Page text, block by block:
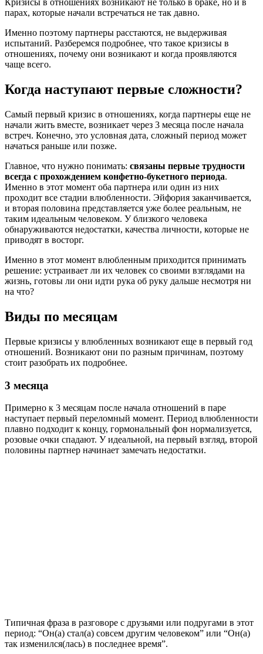
Кризисы в отношениях возникают не только в браке, но и в
парах, которые начали встречаться не так давно.
Именно поэтому партнеры расстаются, не выдерживая
испытаний. Разберемся подробнее, что такое кризисы в
отношениях, почему они возникают и когда проявляются
чаще всего.
Когда наступают первые сложности?
Самый первый кризис в отношениях, когда партнеры еще не
начали жить вместе, возникает через 3 месяца после начала
встреч. Конечно, это условная дата, сложный период может
начаться раньше или позже.
Главное, что нужно понимать: связаны первые трудности
всегда с прохождением конфетно-букетного периода.
Именно в этот момент оба партнера или один из них
проходит все стадии влюбленности. Эйфория заканчивается,
и вторая половина представляется уже более реальным, не
таким идеальным человеком. У близкого человека
обнаруживаются недостатки, качества личности, которые не
приводят в восторг.
Именно в этот момент влюбленным приходится принимать
решение: устраивает ли их человек со своими взглядами на
жизнь, готовы ли они идти рука об руку дальше несмотря ни
на что?
Виды по месяцам
Первые кризисы у влюбленных возникают еще в первый год
отношений. Возникают они по разным причинам, поэтому
стоит разобрать их подробнее.
3 месяца
Примерно к 3 месяцам после начала отношений в паре
наступает первый переломный момент. Период влюбленности
плавно подходит к концу, гормональный фон нормализуется,
розовые очки спадают. У идеальной, на первый взгляд, второй
половины партнер начинает замечать недостатки.
Типичная фраза в разговоре с друзьями или подругами в этот
период: “Он(а) стал(а) совсем другим человеком” или “Он(а)
так изменился(лась) в последнее время”.